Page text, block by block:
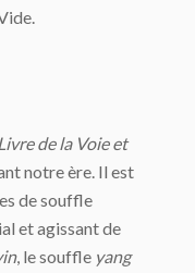
de la Voie et
notre ère. Il est
de souffle
et agissant de
, le souffle yang